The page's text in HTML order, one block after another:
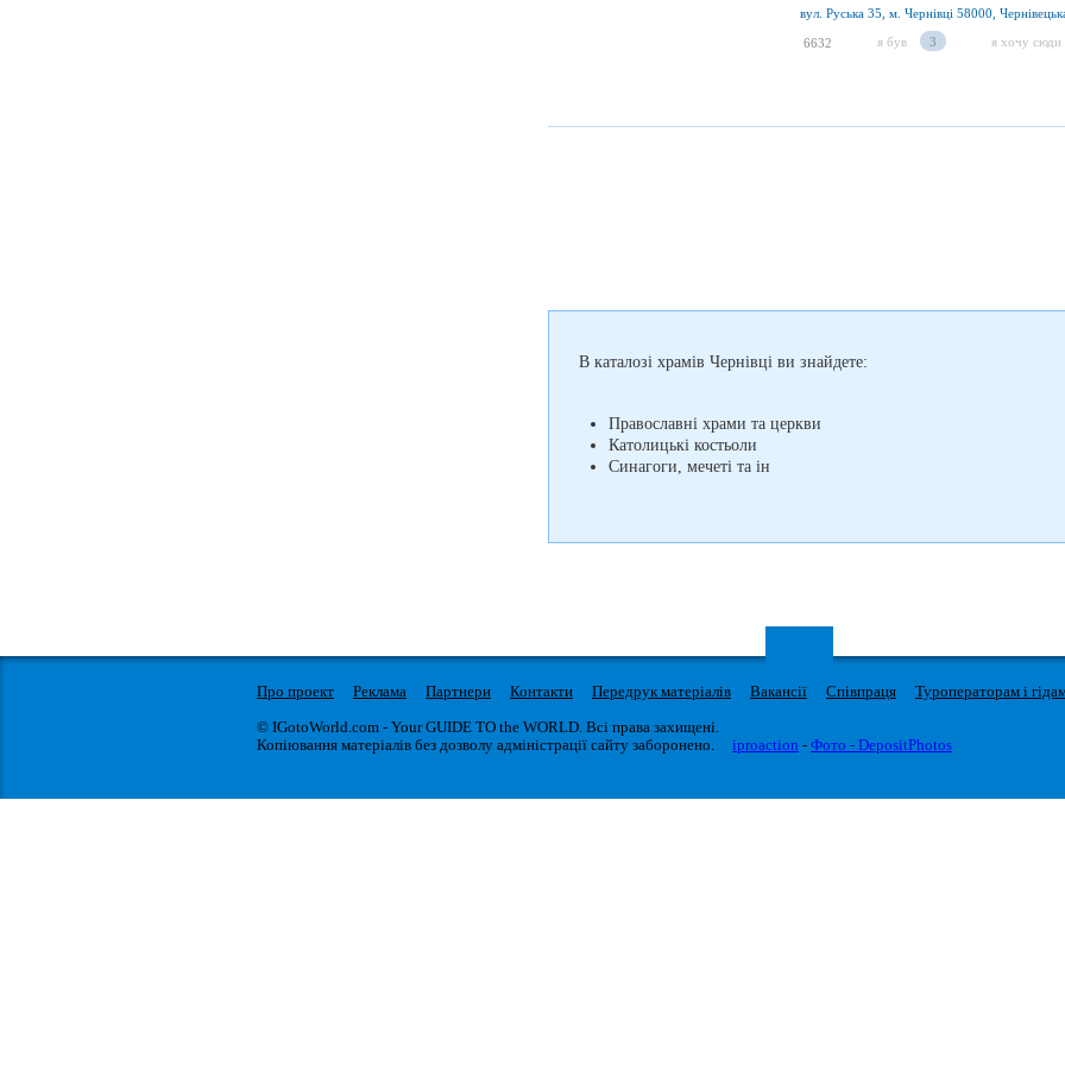
вул. Руська 35, м. Чернівці 58000,
6632 я був 3 я хочу сюди
В каталозі храмів Чернівці ви знайдете:
Православні храми та церкви
Католицькі костьоли
Синагоги, мечеті та ін
Про проект Реклама Партнери Контакти Передрук матеріалів Вакансії Співпраця Туроператорам і
© IGotoWorld.com - Your GUIDE TO the WORLD. Всі права захищені.
Копіювання матеріалів без дозволу адміністрації сайту заборонено.
iproaction - Фото - DepositPhotos